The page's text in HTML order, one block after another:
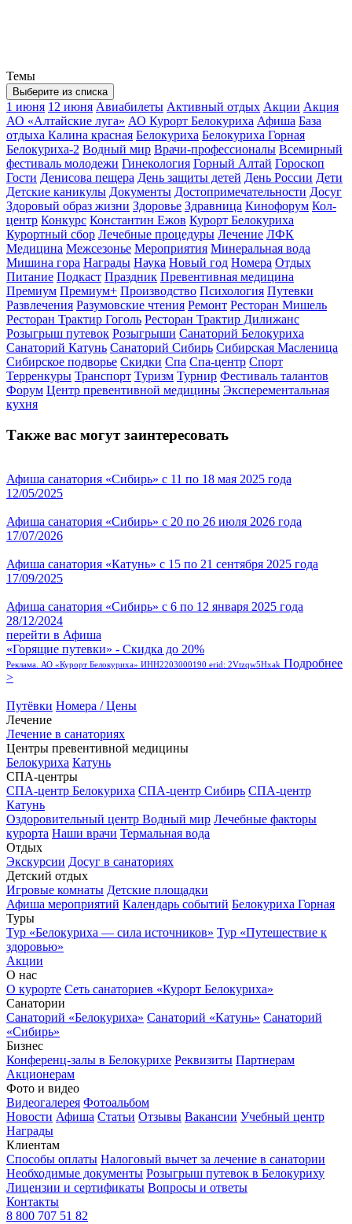
Темы
Выберите из списка
1 июня 12 июня Авиабилеты Активный отдых Акции Акция
АО «Алтайские луга» АО Курорт Белокуриха Афиша База
отдыха Калина красная Белокуриха Белокуриха Горная
Белокуриха-2 Водный мир Врачи-профессионалы Всемирный
фестиваль молодежи Гинекология Горный Алтай Гороскоп
Гости Денисова пещера День защиты детей День России Дети
Детские каникулы Документы Достопримечательности Досуг
Здоровый образ жизни Здоровье Здравница Кинофорум Кол-
центр Конкурс Константин Ежов Курорт Белокуриха
Курортный сбор Лечебные процедуры Лечение ЛФК
Медицина Межсезонье Мероприятия Минеральная вода
Мишина гора Награды Наука Новый год Номера Отдых
Питание Подкаст Праздник Превентивная медицина
Премиум Премиум+ Производство Психология Путевки
Развлечения Разумовские чтения Ремонт Ресторан Мишель
Ресторан Трактир Гоголь Ресторан Трактир Дилижанс
Розыгрыш путевок Розыгрыши Санаторий Белокуриха
Санаторий Катунь Санаторий Сибирь Сибирская Масленица
Сибирское подворье Скидки Спа Спа-центр Спорт
Терренкуры Транспорт Туризм Турнир Фестиваль талантов
Форум Центр превентивной медицины Эксперементальная
кухня
Также вас могут заинтересовать
Афиша санатория «Сибирь» с 11 по 18 мая 2025 года
12/05/2025
Афиша санатория «Сибирь» с 20 по 26 июля 2026 года
17/07/2026
Афиша санатория «Катунь» с 15 по 21 сентября 2025 года
17/09/2025
Афиша санатория «Сибирь» с 6 по 12 января 2025 года
28/12/2024
перейти в Афиша
«Горящие путевки» - Скидка до 20%
Реклама. АО «Курорт Белокуриха» ИНН2203000190 erid: 2Vtzqw5Hxak Подробнее
>
Путёвки Номера / Цены
Лечение
Лечение в санаториях
Центры превентивной медицины
Белокуриха Катунь
СПА-центры
СПА-центр Белокуриха СПА-центр Сибирь СПА-центр
Катунь
Оздоровительный центр Водный мир Лечебные факторы
курорта Наши врачи Термальная вода
Отдых
Экскурсии Досуг в санаториях
Детский отдых
Игровые комнаты Детские площадки
Афиша мероприятий Календарь событий Белокуриха Горная
Туры
Тур «Белокуриха — сила источников» Тур «Путешествие к
здоровью»
Акции
О нас
О курорте Сеть санаториев «Курорт Белокуриха»
Санатории
Санаторий «Белокуриха» Санаторий «Катунь» Санаторий
«Сибирь»
Бизнес
Конференц-залы в Белокурихе Реквизиты Партнерам
Акционерам
Фото и видео
Видеогалерея Фотоальбом
Новости Афиша Статьи Отзывы Вакансии Учебный центр
Награды
Клиентам
Способы оплаты Налоговый вычет за лечение в санатории
Необходимые документы Розыгрыш путевок в Белокуриху
Лицензии и сертификаты Вопросы и ответы
Контакты
8 800 707 51 82